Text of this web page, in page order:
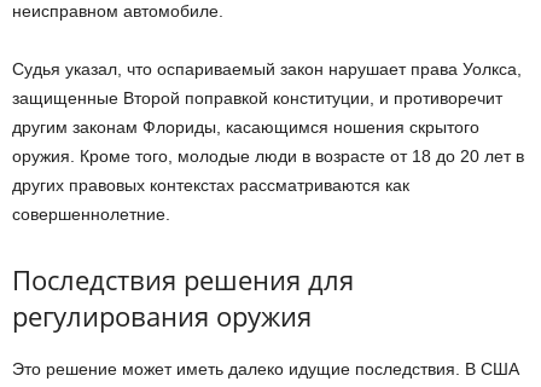
неисправном автомобиле.
Судья указал, что оспариваемый закон нарушает права Уолкса,
защищенные Второй поправкой конституции, и противоречит
другим законам Флориды, касающимся ношения скрытого
оружия. Кроме того, молодые люди в возрасте от 18 до 20 лет в
других правовых контекстах рассматриваются как
совершеннолетние.
Последствия решения для
регулирования оружия
Это решение может иметь далеко идущие последствия. В США